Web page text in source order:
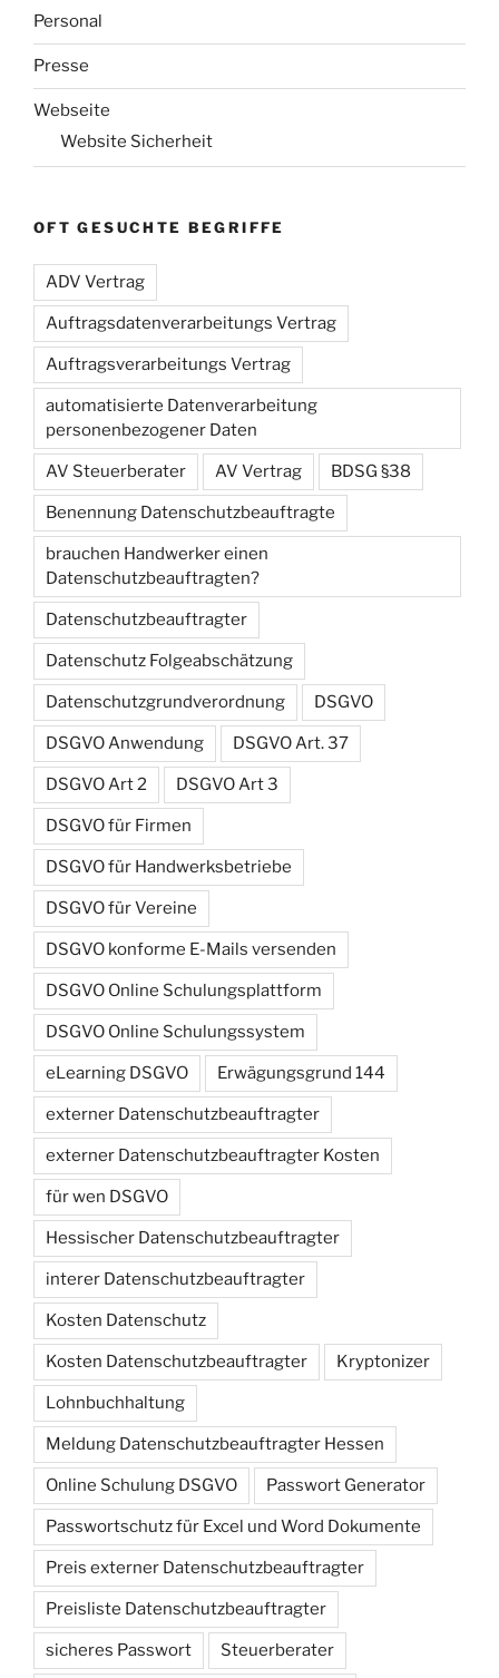
Personal
Presse
Webseite
Website Sicherheit
OFT GESUCHTE BEGRIFFE
ADV Vertrag
Auftragsdatenverarbeitungs Vertrag
Auftragsverarbeitungs Vertrag
automatisierte Datenverarbeitung
personenbezogener Daten
AV Steuerberater AV Vertrag BDSG §38
Benennung Datenschutzbeauftragte
brauchen Handwerker einen
Datenschutzbeauftragten?
Datenschutzbeauftragter
Datenschutz Folgeabschätzung
Datenschutzgrundverordnung DSGVO
DSGVO Anwendung DSGVO Art. 37
DSGVO Art 2 DSGVO Art 3
DSGVO für Firmen
DSGVO für Handwerksbetriebe
DSGVO für Vereine
DSGVO konforme E-Mails versenden
DSGVO Online Schulungsplattform
DSGVO Online Schulungssystem
eLearning DSGVO Erwägungsgrund 144
externer Datenschutzbeauftragter
externer Datenschutzbeauftragter Kosten
für wen DSGVO
Hessischer Datenschutzbeauftragter
interer Datenschutzbeauftragter
Kosten Datenschutz
Kosten Datenschutzbeauftragter Kryptonizer
Lohnbuchhaltung
Meldung Datenschutzbeauftragter Hessen
Online Schulung DSGVO Passwort Generator
Passwortschutz für Excel und Word Dokumente
Preis externer Datenschutzbeauftragter
Preisliste Datenschutzbeauftragter
sicheres Passwort Steuerberater